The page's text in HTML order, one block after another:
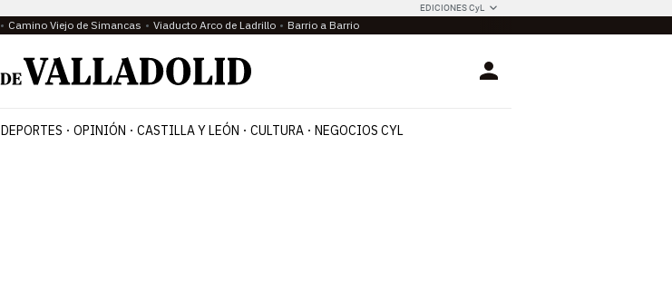
EDICIONES CyL
Camino Viejo de Simancas Viaducto Arco de Ladrillo Barrio a Barrio
Login
DEPORTES OPINIÓN CASTILLA Y LEÓN CULTURA NEGOCIOS CYL